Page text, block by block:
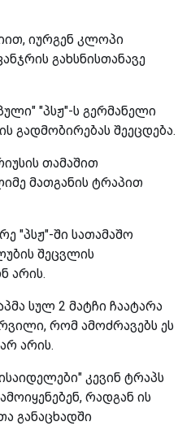
იურგენ კლოპი
გახსნისთანავე
"პსჟ"-ს გერმანელი
გადმობირებას შეეცდება.
თამაშით
მათგანის ტრაპით
"პსჟ"-ში სათამაშო
შეცვლის
არის.
სულ 2 მატჩი ჩაატარა
რომ ამოძრავებს ეს
არის.
კევინ ტრაპს
რადგან ის
განაცხადში